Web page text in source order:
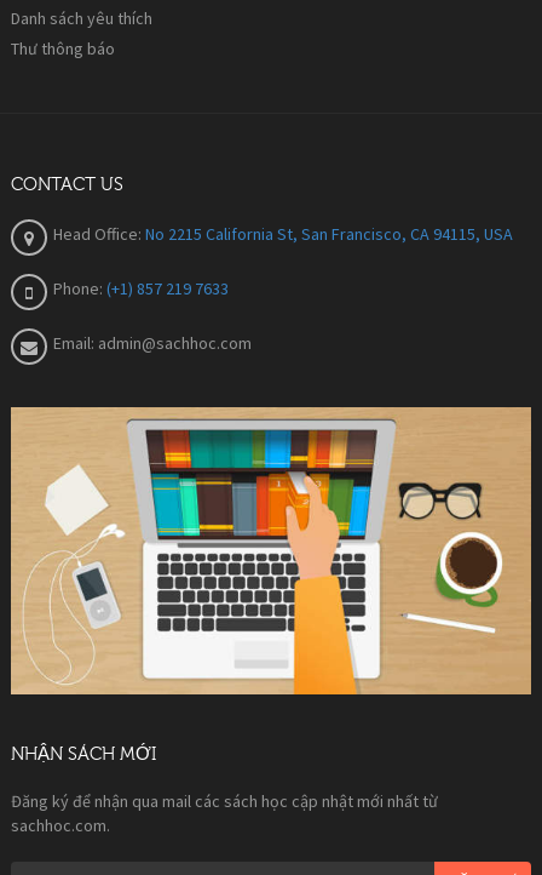
Danh sách yêu thích
Thư thông báo
CONTACT US
Head Office: No 2215 California St, San Francisco, CA 94115, USA
Phone: (+1) 857 219 7633
Email: admin@sachhoc.com
NHẬN SÁCH MỚI
Đăng ký để nhận qua mail các sách học cập nhật mới nhất từ
sachhoc.com.